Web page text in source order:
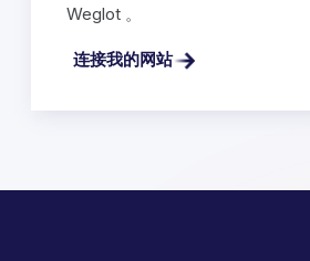
Weglot 。
连接我的网站